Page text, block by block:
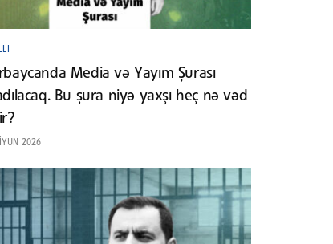
Media və Yayım Şurası
Bu şura niyə yaxşı heç nə vəd
2026